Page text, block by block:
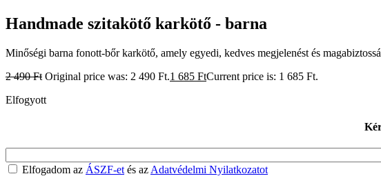
Handmade szitakötő karkötő - barna
Minőségi barna fonott-bőr karkötő, amely egyedi, kedves megjelenést és
2 490Ft Original price was: 2 490 Ft.1 685 FtCurrent price is: 1 685 Ft.
Elfogyott
Elfogadom az ÁSZF-et és az Adatvédelmi Nyilatkozatot